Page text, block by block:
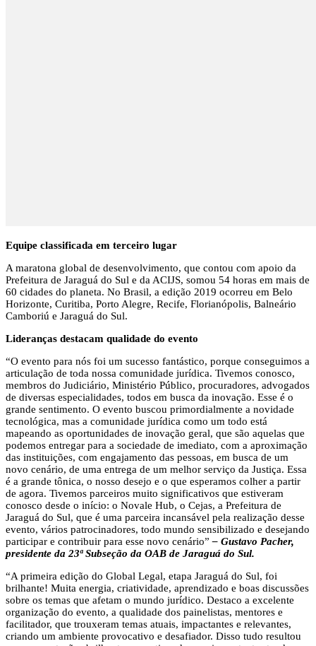
Equipe classificada em terceiro lugar
A maratona global de desenvolvimento, que contou com apoio da
Prefeitura de Jaraguá do Sul e da ACIJS, somou 54 horas em mais de
60 cidades do planeta. No Brasil, a edição 2019 ocorreu em Belo
Horizonte, Curitiba, Porto Alegre, Recife, Florianópolis, Balneário
Camboriú e Jaraguá do Sul.
Lideranças destacam qualidade do evento
“O evento para nós foi um sucesso fantástico, porque conseguimos a
articulação de toda nossa comunidade jurídica. Tivemos conosco,
membros do Judiciário, Ministério Público, procuradores, advogados
de diversas especialidades, todos em busca da inovação. Esse é o
grande sentimento. O evento buscou primordialmente a novidade
tecnológica, mas a comunidade jurídica como um todo está
mapeando as oportunidades de inovação geral, que são aquelas que
podemos entregar para a sociedade de imediato, com a aproximação
das instituições, com engajamento das pessoas, em busca de um
novo cenário, de uma entrega de um melhor serviço da Justiça. Essa
é a grande tônica, o nosso desejo e o que esperamos colher a partir
de agora. Tivemos parceiros muito significativos que estiveram
conosco desde o início: o Novale Hub, o Cejas, a Prefeitura de
Jaraguá do Sul, que é uma parceira incansável pela realização desse
evento, vários patrocinadores, todo mundo sensibilizado e desejando
participar e contribuir para esse novo cenário”– Gustavo Pacher,
presidente da 23ª Subseção da OAB de Jaraguá do Sul.
“A primeira edição do Global Legal, etapa Jaraguá do Sul, foi
brilhante! Muita energia, criatividade, aprendizado e boas discussões
sobre os temas que afetam o mundo jurídico. Destaco a excelente
organização do evento, a qualidade dos painelistas, mentores e
facilitador, que trouxeram temas atuais, impactantes e relevantes,
criando um ambiente provocativo e desafiador. Disso tudo resultou